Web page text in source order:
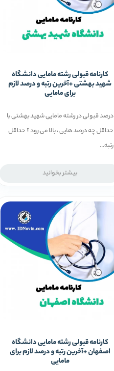
کارنامه قبولی رشته مامایی دانشگاه
شهید بهشتی +آخرین رتبه و درصد لازم
برای مامایی
درصد قبولی در رشته مامایی شهید بهشتی با
حداقل چه درصد هایی ، بالا می رود ؟ حداقل
رتبه...
بیشتر بخوانید
کارنامه قبولی رشته مامایی دانشگاه
اصفهان +آخرین رتبه و درصد لازم برای
مامایی